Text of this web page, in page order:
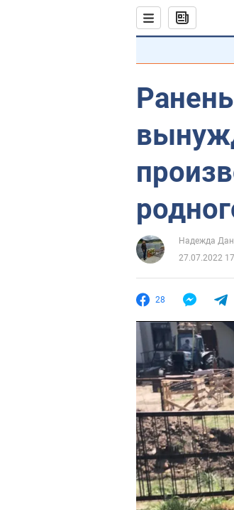
Надежда
27.07.2022
28